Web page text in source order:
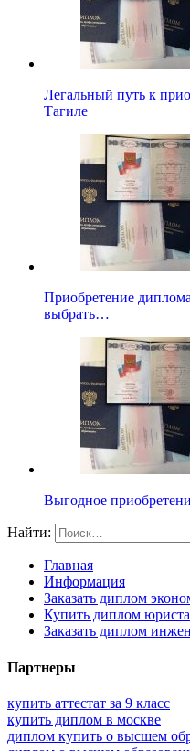
Легальный путь к
Тагиле
Приобретение
выбрать…
Выгодное
Найти:
Главная
Информация
Заказать диплом
Купить диплом
Заказать диплом
Партнеры
купить аттестат за 9 класс
купить диплом в москве
диплом купить о высшем